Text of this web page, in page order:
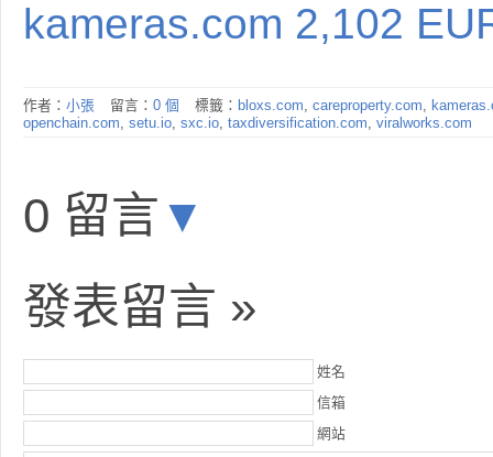
kameras.com 2,102
作者： 小張 留言： 0 個 標籤： bloxs.com, careproperty.com,
openchain.com, setu.io, sxc.io, taxdiversification.com, viralworks.com
0 留言 ▼
發表留言 »
姓名
信箱
網站